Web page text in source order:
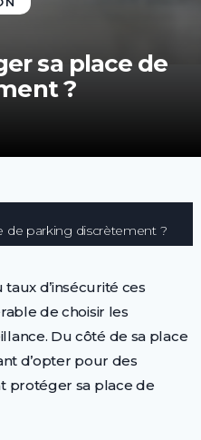
sa place de
?
parking discrètement ?
d’insécurité ces
de choisir les
Du côté de sa place
d’opter pour des
protéger sa place de